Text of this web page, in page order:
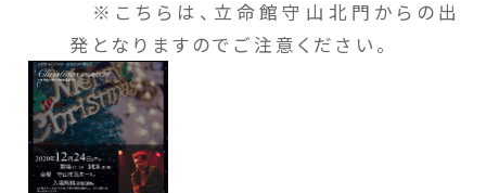
※こちらは、立命館守山北門からの出
発となりますのでご注意ください。